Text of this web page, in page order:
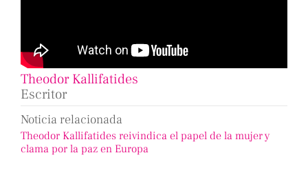
Theodor Kallifatides
Escritor
Noticia relacionada
Theodor Kallifatides reivindica el papel de la mujer y
clama por la paz en Europa